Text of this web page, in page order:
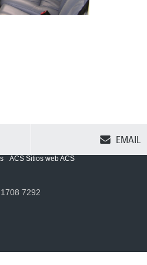
EMAIL
ACS Sitios web ACS
7292